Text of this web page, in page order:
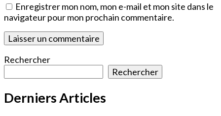
Enregistrer mon nom, mon e-mail et mon site dans le
navigateur pour mon prochain commentaire.
Rechercher
Rechercher
Derniers Articles